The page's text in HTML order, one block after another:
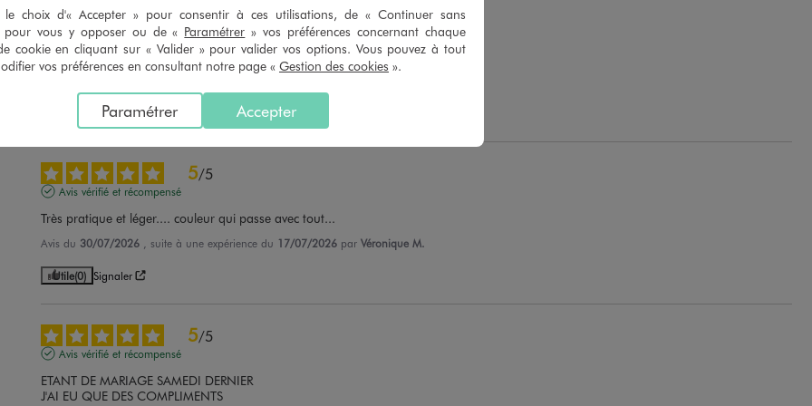
5/5
Avis vérifié et récompensé
car je peux le mettre sous mon bras tout en sécurité.
Signaler
5/5
Avis vérifié et récompensé
Très pratique et léger.... couleur qui passe avec tout...
Avis du 30/07/2026 , suite à une expérience du 17/07/2026 par Véronique M.
Utile(0) Signaler
5/5
Avis vérifié et récompensé
ETANT DE MARIAGE SAMEDI DERNIER
J'AI EU QUE DES COMPLIMENTS
le choix d'« Accepter » pour consentir à ces utilisations, de « Continuer sans
pour vous y opposer ou de « Paramétrer » vos préférences concernant chaque
cookie en cliquant sur « Valider » pour valider vos options. Vous pouvez à tout
vos préférences en consultant notre page « Gestion des cookies ».
Accepter
Paramétrer